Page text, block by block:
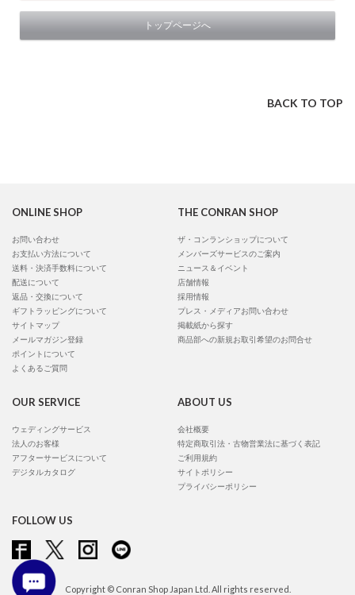
トップページへ
BACK TO TOP
ONLINE SHOP
お問い合わせ
お支払い方法について
送料・決済手数料について
配送について
返品・交換について
ギフトラッピングについて
サイトマップ
メールマガジン登録
ポイントについて
よくあるご質問
THE CONRAN SHOP
ザ・コンランショップについて
メンバーズサービスのご案内
ニュース＆イベント
店舗情報
採用情報
プレス・メディアお問い合わせ
掲載紙から探す
商品部への新規お取引希望のお問合せ
OUR SERVICE
ウェディングサービス
法人のお客様
アフターサービスについて
デジタルカタログ
ABOUT US
会社概要
特定商取引法・古物営業法に基づく表記
ご利用規約
サイトポリシー
プライバシーポリシー
FOLLOW US
Copyright © Conran Shop Japan Ltd. All rights reserved.